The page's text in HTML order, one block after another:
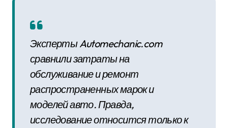
Эксперты Automechanic.com
сравнили затраты на
обслуживание и ремонт
распространенных марок и
моделей авто. Правда,
исследование относится только к